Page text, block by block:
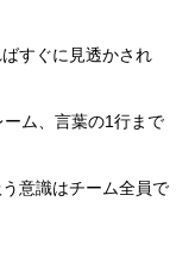
すぐに見透かされ
ム、言葉の1行まで
意識はチーム全員で